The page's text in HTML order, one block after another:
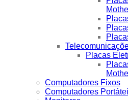
Placas
Computadores Fixos
Computadores